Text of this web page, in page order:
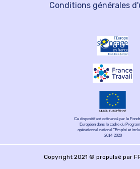
Conditions générales
Ce dispositif est cofinancé par le
Européen dans le cadre du
opérationnel national "Emploi et
2014-2020
Copyright 2021 © propulsé par